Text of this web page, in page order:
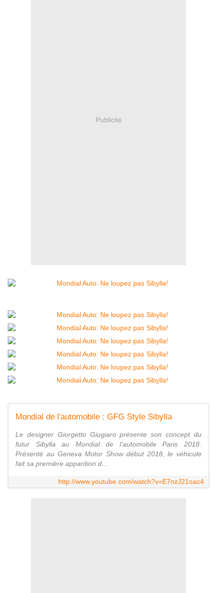
Publicité
Mondial de l'automobile : GFG Style Sibylla
Le designer Giorgetto Giugiaro présente son concept du
futur Sibylla au Mondial de l'automobile Paris 2018.
Présenté au Geneva Motor Show début 2018, le véhicule
fait sa première apparition d...
http://www.youtube.com/watch?v=E7nzJ21oac4